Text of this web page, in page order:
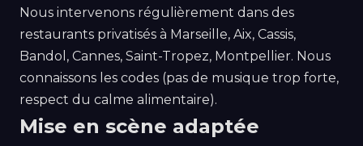
Nous intervenons régulièrement dans des
restaurants privatisés à Marseille, Aix, Cassis,
Bandol, Cannes, Saint-Tropez, Montpellier. Nous
connaissons les codes (pas de musique trop forte,
respect du calme alimentaire).
Mise en scène adaptée